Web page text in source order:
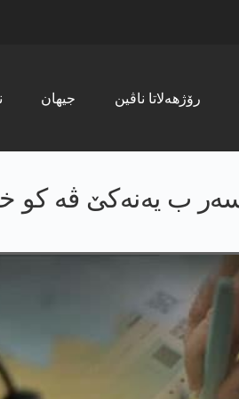
جیھان رۆژھەلاتا ناڤین
ب یه‌نه‌كێ ڤه‌ کو